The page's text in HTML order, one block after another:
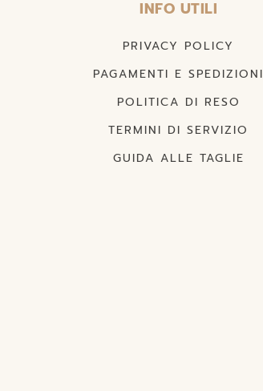
INFO UTILI
PRIVACY POLICY
PAGAMENTI E SPEDIZIONI
POLITICA DI RESO
TERMINI DI SERVIZIO
GUIDA ALLE TAGLIE